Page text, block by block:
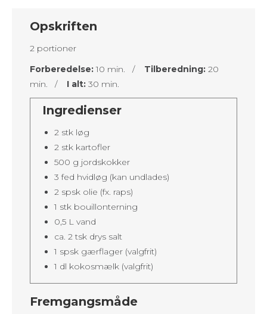
Opskriften
2 portioner
Forberedelse:10 min. / Tilberedning: 20
min. / I alt: 30 min.
Ingredienser
2 stk løg
2 stk kartofler
500 g jordskokker
3 fed hvidløg (kan undlades)
2 spsk olie (fx. raps)
1 stk bouillonterning
0,5 L vand
ca. 2 tsk drys salt
1 spsk gærflager (valgfrit)
1 dl kokosmælk (valgfrit)
Fremgangsmåde